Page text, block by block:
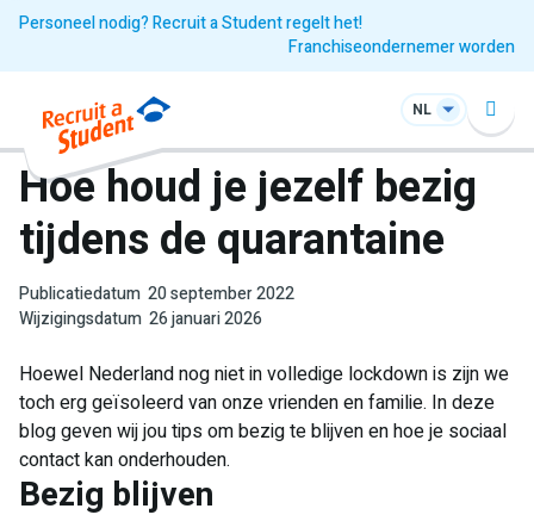
Personeel nodig? Recruit a Student regelt het!
Franchiseondernemer worden
NL
Hoe houd je jezelf bezig
tijdens de quarantaine
Publicatiedatum 20 september 2022
Wijzigingsdatum 26 januari 2026
Hoewel Nederland nog niet in volledige lockdown is zijn we
toch erg geïsoleerd van onze vrienden en familie. In deze
blog geven wij jou tips om bezig te blijven en hoe je sociaal
contact kan onderhouden.
Bezig blijven​